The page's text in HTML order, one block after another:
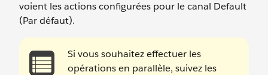
voient les actions configurées pour le canal Default
(Par défaut).
Si vous souhaitez effectuer les
opérations en parallèle, suivez les